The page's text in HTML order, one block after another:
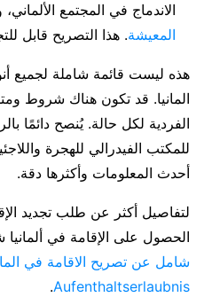
الاندماج في المجتمع
المعيشة. هذا التصريح قابل
هذه ليست قائمة شاملة لجميع
المانيا. قد تكون هناك شروط
الفردية لكل حالة. يُنصح دائمًا
للمكتب الفيدرالي للهجرة
أحدث المعلومات وأكثرها دقة.
الحصول على الإقامة في
شامل عن تصريح الاقامة في
Aufenthaltserlaubnis
.